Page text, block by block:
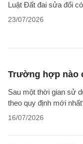
Luật Đất đai sửa đổi
23/07/2026
Trường hợp nào
Sau một thời gian sử
theo quy định mới
16/07/2026